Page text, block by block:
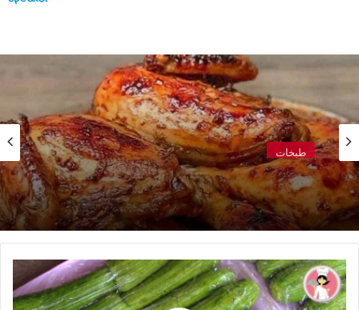
طبخات
طريقة التحضير صنية دجاج بالبطاطس
بالفيديو
..
حفر